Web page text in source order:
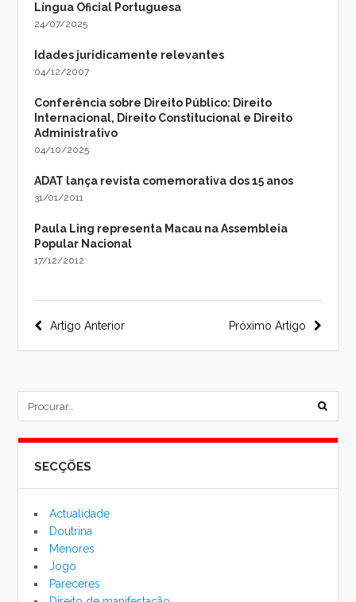
Língua Oficial Portuguesa
24/07/2025
Idades juridicamente relevantes
04/12/2007
Conferência sobre Direito Público: Direito
Internacional, Direito Constitucional e Direito
Administrativo
04/10/2025
ADAT lança revista comemorativa dos 15 anos
31/01/2011
Paula Ling representa Macau na Assembleia
Popular Nacional
17/12/2012
Navegação
do
Próximo Artigo
Artigo Anterior
SECÇÕES
Actualidade
Doutrina
Menores
Jogo
Pareceres